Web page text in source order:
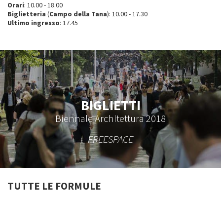
Orari: 10.00 - 18.00
Biglietteria (Campo della Tana): 10.00 - 17.30
Ultimo ingresso: 17.45
BIGLIETTI
Biennale Architettura 2018
FREESPACE
TUTTE LE FORMULE